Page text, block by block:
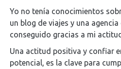
Yo no tenía conocimientos
un blog de viajes y una agencia
conseguido gracias a mi
Una actitud positiva y confiar
potencial, es la clave para